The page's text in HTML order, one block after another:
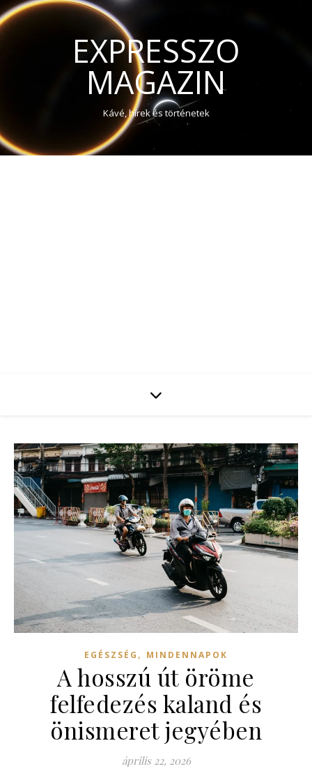
EXPRESSZO
MAGAZIN
Kávé, hírek és történetek
EGÉSZSÉG , MINDENNAPOK
A hosszú út öröme
felfedezés kaland és
önismeret jegyében
április 22, 2026